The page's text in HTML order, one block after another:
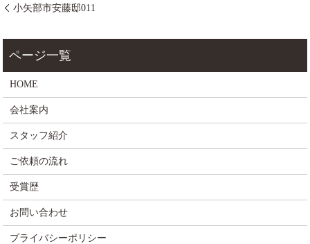
小矢部市安藤邸011
HOME
会社案内
スタッフ紹介
ご依頼の流れ
受賞歴
お問い合わせ
プライバシーポリシー